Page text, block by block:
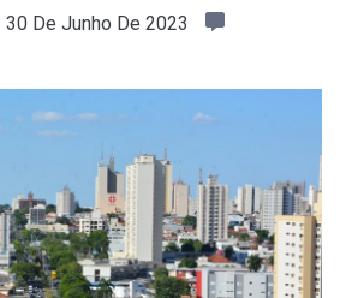
30 De Junho De 2023